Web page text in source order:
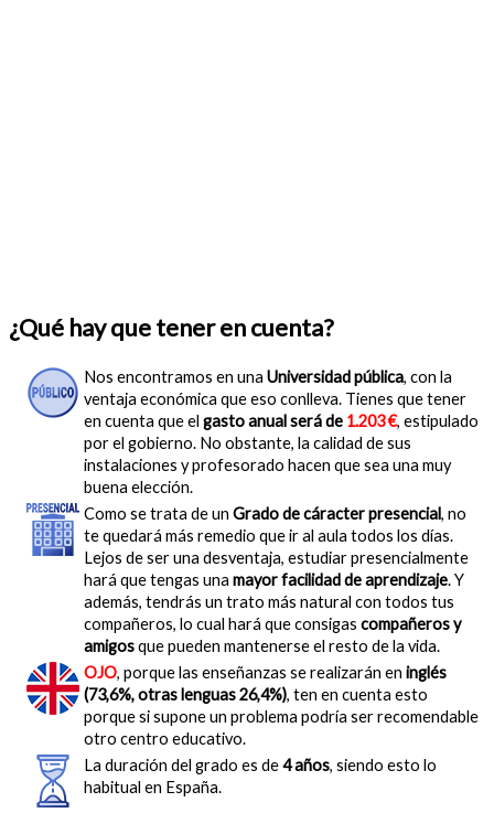
¿Qué hay que tener en cuenta?
Nos encontramos en una Universidad pública, con la
ventaja económica que eso conlleva. Tienes que tener
en cuenta que el gasto anual será de 1.203 €, estipulado
por el gobierno. No obstante, la calidad de sus
instalaciones y profesorado hacen que sea una muy
buena elección.
Como se trata de un Grado de cáracter presencial, no
te quedará más remedio que ir al aula todos los días.
Lejos de ser una desventaja, estudiar presencialmente
hará que tengas una mayor facilidad de aprendizaje. Y
además, tendrás un trato más natural con todos tus
compañeros, lo cual hará que consigas compañeros y
amigosque pueden mantenerse el resto de la vida.
OJO, porque las enseñanzas se realizarán en inglés
(73,6%, otras lenguas 26,4%), ten en cuenta esto
porque si supone un problema podría ser recomendable
otro centro educativo.
La duración del grado es de4 años, siendo esto lo
habitual en España.